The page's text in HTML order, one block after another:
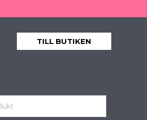
TILL BUTIKEN